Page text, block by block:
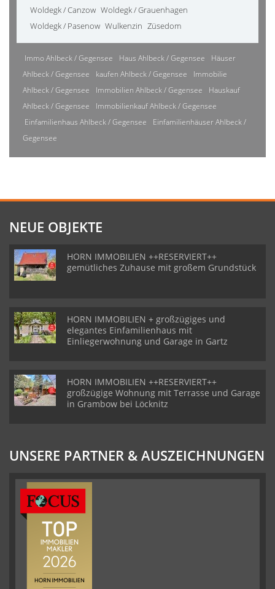
Woldegk / Canzow Woldegk / Grauenhagen
Woldegk / Pasenow Wulkenzin Züsedom
Immo Ahlbeck / Gegensee Haus Ahlbeck / Gegensee
Häuser
Ahlbeck / Gegensee
kaufen Ahlbeck / Gegensee
Immobilie
Ahlbeck / Gegensee
Immobilien Ahlbeck / Gegensee
Hauskauf
Ahlbeck / Gegensee
Immobilienkauf Ahlbeck / Gegensee
Einfamilienhaus Ahlbeck / Gegensee
Einfamilienhäuser Ahlbeck /
Gegensee
NEUE OBJEKTE
HORN IMMOBILIEN ++RESERVIERT++
gemütliches Zuhause mit großem Grundstück
HORN IMMOBILIEN + großzügiges und
elegantes Einfamilienhaus mit
Einliegerwohnung und Garage in Gartz
HORN IMMOBILIEN ++RESERVIERT++
großzügige Wohnung mit Terrasse und Garage
in Grambow bei Löcknitz
UNSERE PARTNER & AUSZEICHNUNGEN